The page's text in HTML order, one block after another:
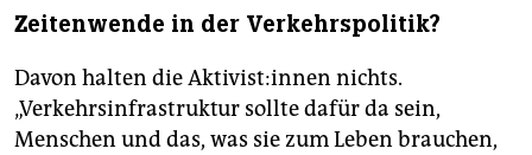
Zeitenwende in der Verkehrspolitik?
Davon halten die Ak­ti­vis­t:in­nen nichts.
„Verkehrsinfrastruktur sollte dafür da sein,
Menschen und das, was sie zum Leben brauchen,